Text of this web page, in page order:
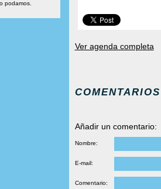
podamos.
Ver agenda completa
COMENTARIOS
Añadir un comentario:
Nombre:
E-mail:
Comentario: